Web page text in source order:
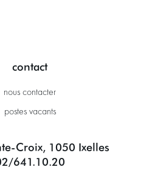
contact
nous contacter
postes vacants
Croix, 1050 Ixelles
641.10.20